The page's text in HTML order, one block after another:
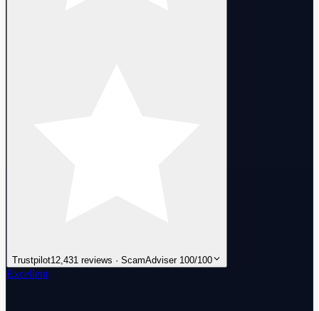
Trustpilot12,431 reviews · ScamAdviser 100/100
Excellent